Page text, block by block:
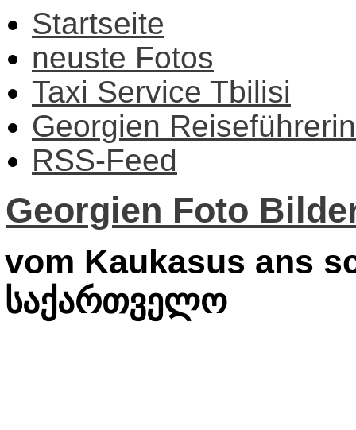
Startseite
neuste Fotos
Taxi Service Tbilisi
Georgien Reiseführerin
RSS-Feed
Georgien Foto
vom Kaukasus ans
საქართველო